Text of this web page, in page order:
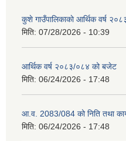
कुशे गाउँपालिकाकाे आर्थिक वर्ष
मिति: 07/28/2026 - 10:39
आर्थिक वर्ष २०८३/०८४ को बजेट
मिति: 06/24/2026 - 17:48
आ.व. 2083/084 को निति तथा
मिति: 06/24/2026 - 17:48